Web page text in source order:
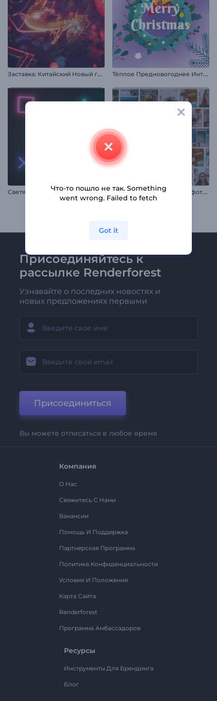
З
аставка: Китайский Новый год Т
ёплое Предновогоднее Интро
Светящееся Игровое Интро И
нтро заставка Плавные фоторамки
Присоединяйтесь к
рассылке Renderforest
Узнавайте о последних новостях и
новых предложениях первыми
Присоединиться
Вы можете отписаться в любое время
Компания
О Нас
Свяжитесь С Нами
Вакансии
Помощь И Поддержка
Партнерская Программа
Политика Конфиденциальности
Условия И Положения
Карта Сайта
Renderforest
Программа Амбассадоров
Ресурсы
Инструменты Для Брендинга
Блог
Что-то пошло не так. Something
went wrong. Failed to fetch
Got it